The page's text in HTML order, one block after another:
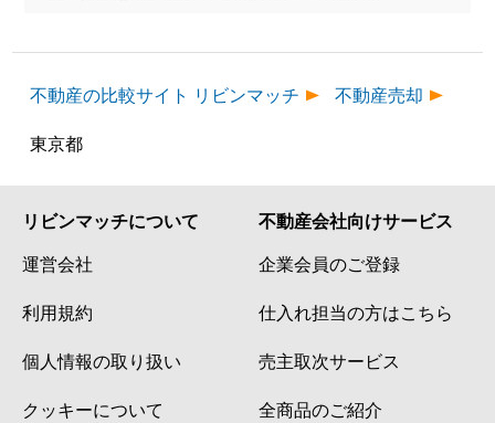
不動産の比較サイト リビンマッチ
不動産売却
東京都
リビンマッチについて
運営会社
利用規約
個人情報の取り扱い
クッキーについて
不動産会社向けサービス
企業会員のご登録
仕入れ担当の方はこちら
売主取次サービス
全商品のご紹介